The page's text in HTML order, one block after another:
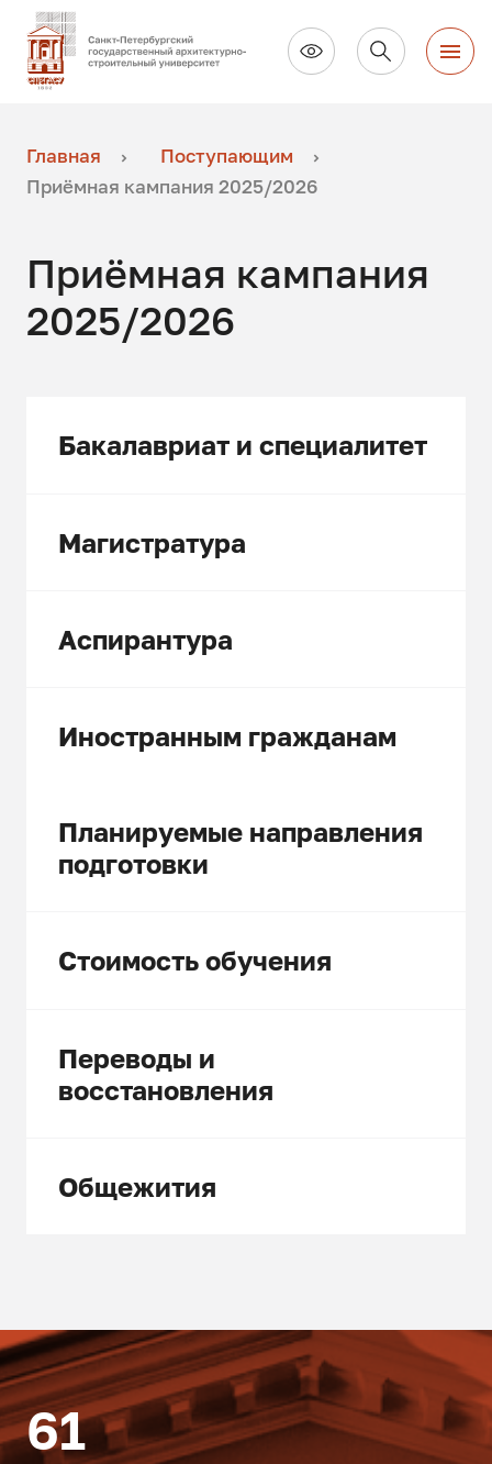
Главная
Поступающим
Приёмная кампания 2025/2026
Приёмная кампания
2025/2026
Бакалавриат и специалитет
Магистратура
Аспирантура
Иностранным гражданам
Планируемые направления
подготовки
Стоимость обучения
Переводы и
восстановления
Общежития
61